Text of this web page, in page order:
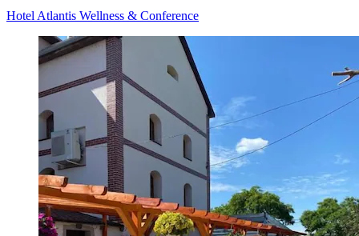
Hotel Atlantis Wellness & Conference